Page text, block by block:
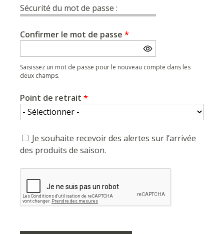
Sécurité du mot de passe :
Confirmer le mot de passe *
Saisissez un mot de passe pour le nouveau compte dans les
deux champs.
Point de retrait *
Je souhaite recevoir des alertes sur l’arrivée
des produits de saison.